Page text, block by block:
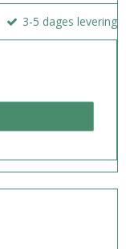
3-5 dages levering